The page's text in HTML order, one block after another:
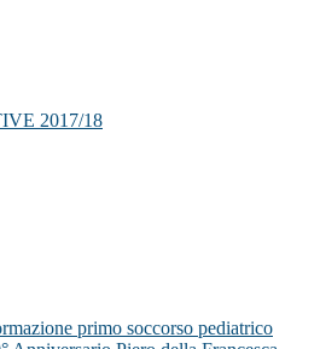
2017/18
primo soccorso pediatrico